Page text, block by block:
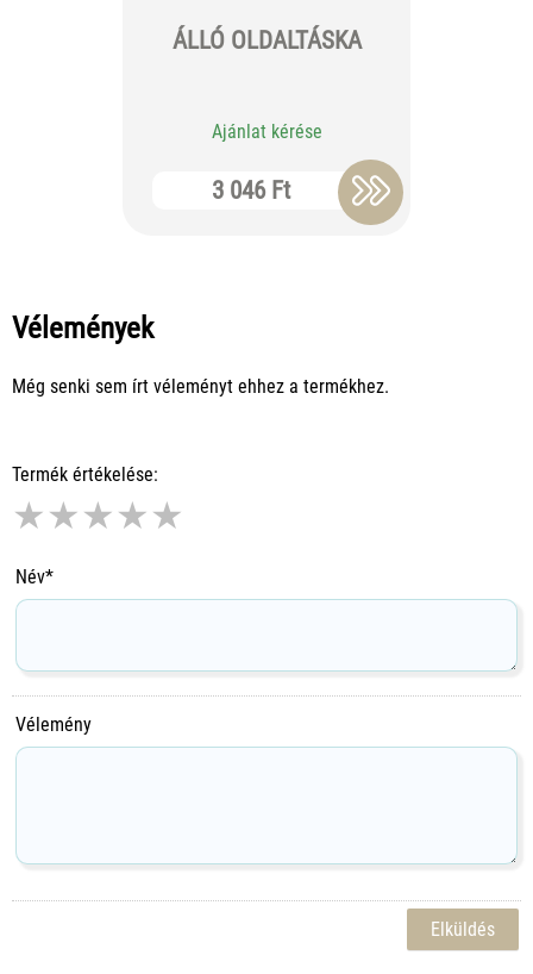
ÁLLÓ OLDALTÁSKA
Ajánlat kérése
3 046 Ft
Vélemények
Még senki sem írt véleményt ehhez a termékhez.
Termék értékelése:
★★★★★
Név*
Vélemény